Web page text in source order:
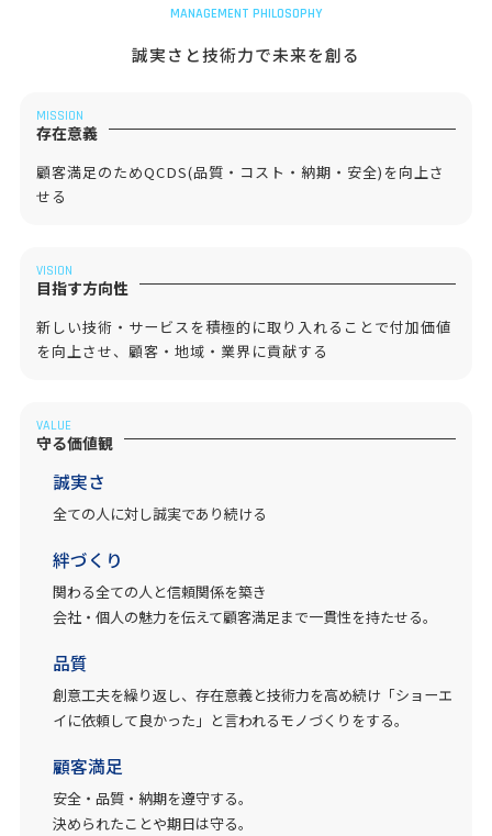
MANAGEMENT PHILOSOPHY
誠実さと技術力で未来を創る
MISSION
存在意義
顧客満足のためQCDS(品質・コスト・納期・安全)を向上さ
せる
VISION
目指す方向性
新しい技術・サービスを積極的に取り入れることで付加価値
を向上させ、顧客・地域・業界に貢献する
VALUE
守る価値観
誠実さ
全ての人に対し誠実であり続ける
絆づくり
関わる全ての人と信頼関係を築き
会社・個人の魅力を伝えて顧客満足まで一貫性を持たせる。
品質
創意工夫を繰り返し、存在意義と技術力を高め続け「ショーエ
イに依頼して良かった」と言われるモノづくりをする。
顧客満足
安全・品質・納期を遵守する。
決められたことや期日は守る。